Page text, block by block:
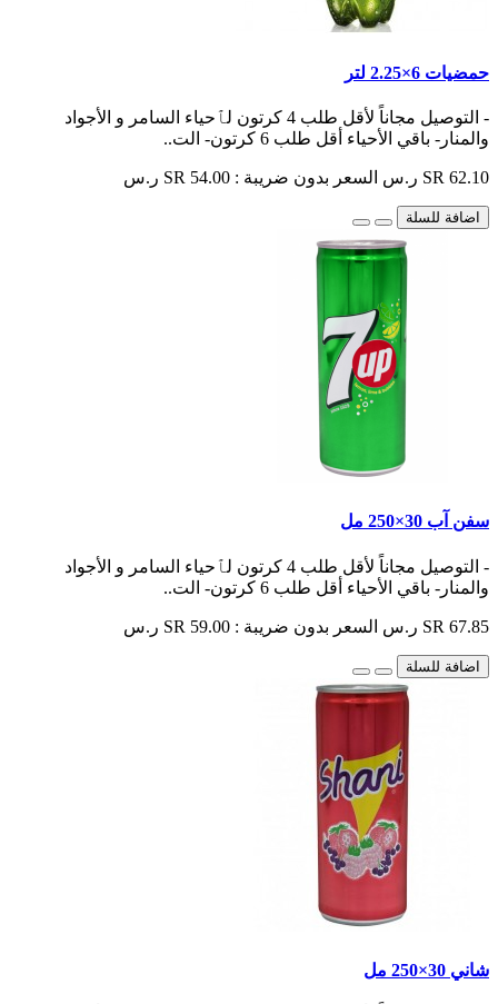
حمضيات 6×2.25 لتر
- التوصيل مجاناً لأقل طلب 4 كرتون لٱحياء السامر و الأجواد
والمنار- باقي الأحياء أقل طلب 6 كرتون- الت..
SR 62.10 ر.س السعر بدون ضريبة : SR 54.00 ر.س
اضافة للسلة
سفن آب 30×250 مل
- التوصيل مجاناً لأقل طلب 4 كرتون لٱحياء السامر و الأجواد
والمنار- باقي الأحياء أقل طلب 6 كرتون- الت..
SR 67.85 ر.س السعر بدون ضريبة : SR 59.00 ر.س
اضافة للسلة
شاني 30×250 مل